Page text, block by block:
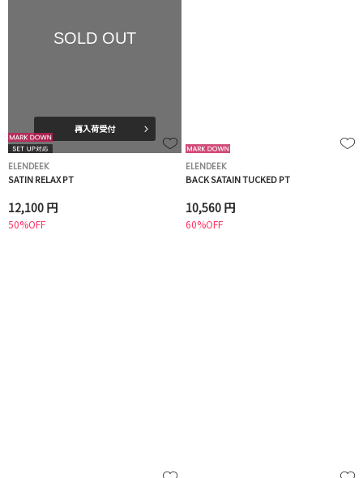
SOLD OUT
再入荷受付
ELENDEEK
SATIN RELAX PT
12,100 円
50%OFF
ELENDEEK
BACK SATAIN TUCKED PT
10,560 円
60%OFF